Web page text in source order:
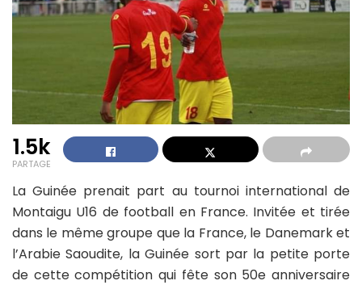
1.5k
PARTAGE
La Guinée prenait part au tournoi international de
Montaigu U16 de football en France. Invitée et tirée
dans le même groupe que la France, le Danemark et
l’Arabie Saoudite, la Guinée sort par la petite porte
de cette compétition qui fête son 50e anniversaire